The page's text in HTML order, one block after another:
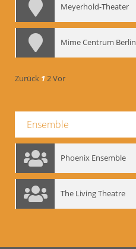
Meyerhold-Theater
Mime Centrum Berlin
Zurück 12Vor
Ensemble
Phoenix Ensemble
The Living Theatre